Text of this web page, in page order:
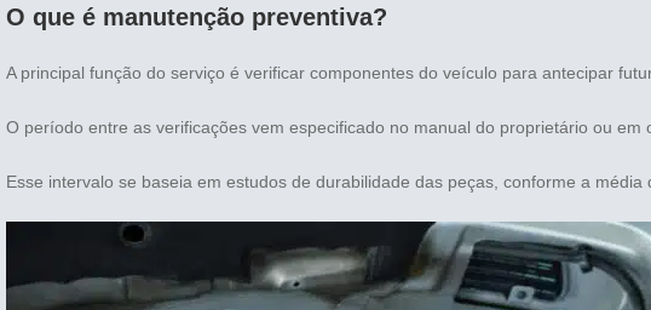
O que é manutenção preventiva?
A principal função do serviço é verificar componentes do veículo para antecipar
O período entre as verificações vem especificado no manual do proprietário ou
Esse intervalo se baseia em estudos de durabilidade das peças, conforme a média